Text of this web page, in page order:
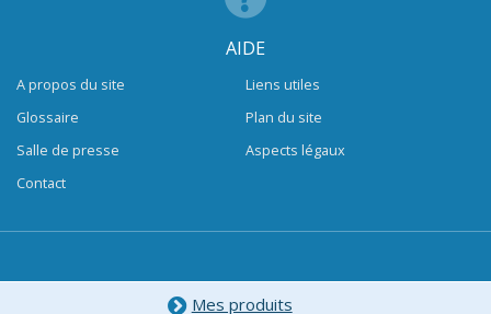
AIDE
A propos du site
Glossaire
Salle de presse
Contact
Liens utiles
Plan du site
Aspects légaux
Mes produits